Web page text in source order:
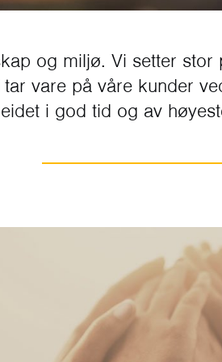
og miljø. Vi setter stor
vare på våre kunder
i god tid og av